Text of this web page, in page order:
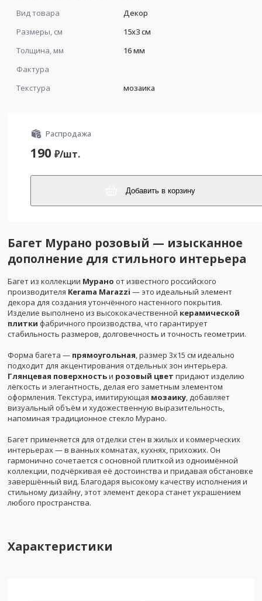
Вид товара
Декор
Размеры, см
15x3 см
Толщина, мм
16 мм
Фактура
Текстура
мозаика
Распродажа
190 ₽/шт.
Добавить в корзину
Багет Мурано розовый — изысканное
дополнение для стильного интерьера
Багет из коллекции Мурано от известного российского
производителя Kerama Marazzi — это идеальный элемент
декора для создания утончённого настенного покрытия.
Изделие выполнено из высококачественной керамической
плитки фабричного производства, что гарантирует
стабильность размеров, долговечность и точность геометрии.
Форма багета — прямоугольная, размер 3x15 см идеально
подходит для акцентирования отдельных зон интерьера.
Глянцевая поверхностьи розовый цвет придают изделию
лёгкость и элегантность, делая его заметным элементом
оформления. Текстура, имитирующая мозаику, добавляет
визуальный объём и художественную выразительность,
напоминая традиционное стекло Мурано.
Багет применяется для отделки стен в жилых и коммерческих
интерьерах — в ванных комнатах, кухнях, прихожих. Он
гармонично сочетается с основной плиткой из одноимённой
коллекции, подчёркивая её достоинства и придавая обстановке
завершённый вид. Благодаря высокому качеству исполнения и
стильному дизайну, этот элемент декора станет украшением
любого пространства.
Характеристики